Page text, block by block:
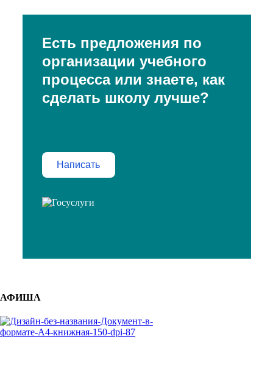
Есть предложения по
организации учебного
процесса или знаете, как
сделать школу лучше?
Написать
АФИША